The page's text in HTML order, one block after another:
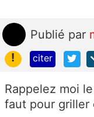
Publié par
!
citer
Rappelez moi
faut pour griller